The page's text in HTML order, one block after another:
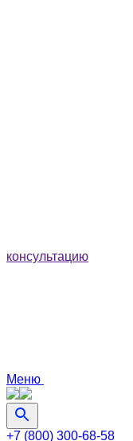
консультацию
Меню
+7 (800) 300-68-58